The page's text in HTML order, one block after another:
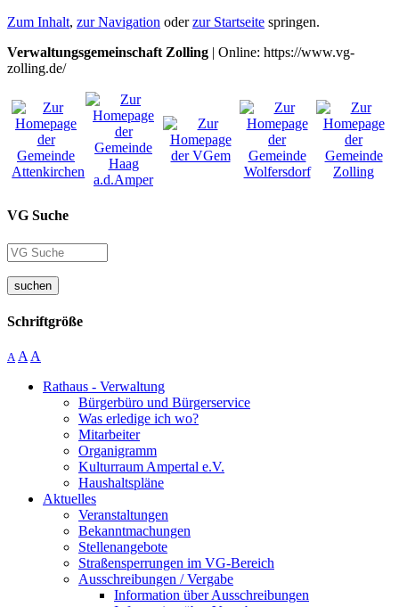
Zum Inhalt, zur Navigation oderzur Startseite springen.
Verwaltungsgemeinschaft Zolling | Online: https://www.vg-
zolling.de/
VG Suche
suchen
Schriftgröße
A A A
Rathaus - Verwaltung
Bürgerbüro und Bürgerservice
Was erledige ich wo?
Mitarbeiter
Organigramm
Kulturraum Ampertal e.V.
Haushaltspläne
Aktuelles
Veranstaltungen
Bekanntmachungen
Stellenangebote
Straßensperrungen im VG-Bereich
Ausschreibungen / Vergabe
Information über Ausschreibungen